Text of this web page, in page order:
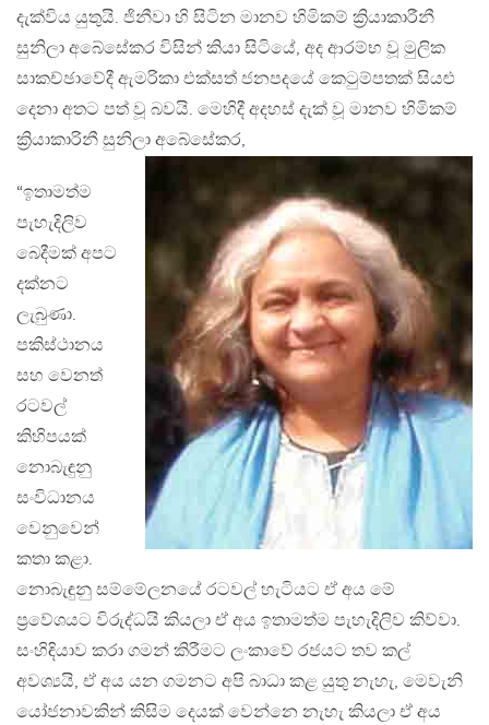
දැක්විය යුතුයි. ජිනීවා හි සිටින මානව හිමිකම් ක්‍රියාකාරීනී
සුනිලා අබේසේකර විසින් කියා සිටියේ, අද ආරම්භ වූ මුලික
සාකච්ඡාවේදී ඇමරිකා එක්සත් ජනපදයේ කෙටුම්පතක් සියළු
දෙනා අතට පත් වූ බවයි. මෙහිදී අදහස් දැක් වූ මානව හිමිකම්
ක්‍රියාකාරිනී සුනිලා අබේසේකර,
“ඉතාමත්ම
පැහැදිලිව
බෙදීමක් අපට
දක්නට
ලැබුණා.
පකිස්ථානය
සහ වෙනත්
රටවල්
කිහිපයක්
නොබැඳුනු
සංවිධානය
වෙනුවෙන්
කතා කළා.
නොබැඳුනු සම්මේලනයේ රටවල් හැටියට ඒ අය මේ
ප්‍රවේශයට විරුද්ධයි කියලා ඒ අය ඉතාමත්ම පැහැදිලිව කිව්වා.
සංහිඳියාව කරා ගමන් කිරීමට ලංකාවේ රජයට තව කල්
අවශ්‍යයි, ඒ අය යන ගමනට අපි බාධා කළ යුතු නැහැ, මෙවැනි
යෝජනාවකින් කිසිම දෙයක් වෙන්නෙ නැහැ කියලා ඒ අය